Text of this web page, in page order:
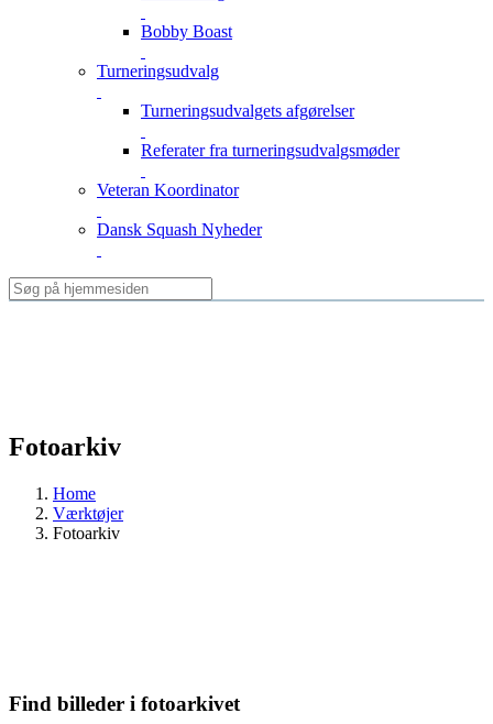
Bobby Boast
Turneringsudvalg
Turneringsudvalgets afgørelser
Referater fra turneringsudvalgsmøder
Veteran Koordinator
Dansk Squash Nyheder
Fotoarkiv
Home
Værktøjer
Fotoarkiv
Find billeder i fotoarkivet